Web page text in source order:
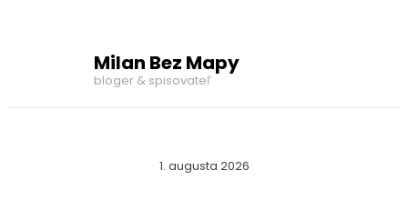
Milan Bez Mapy
bloger & spisovateľ
1. augusta 2026